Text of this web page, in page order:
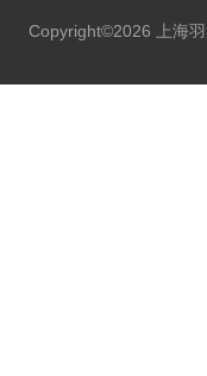
Copyright©2026 上海